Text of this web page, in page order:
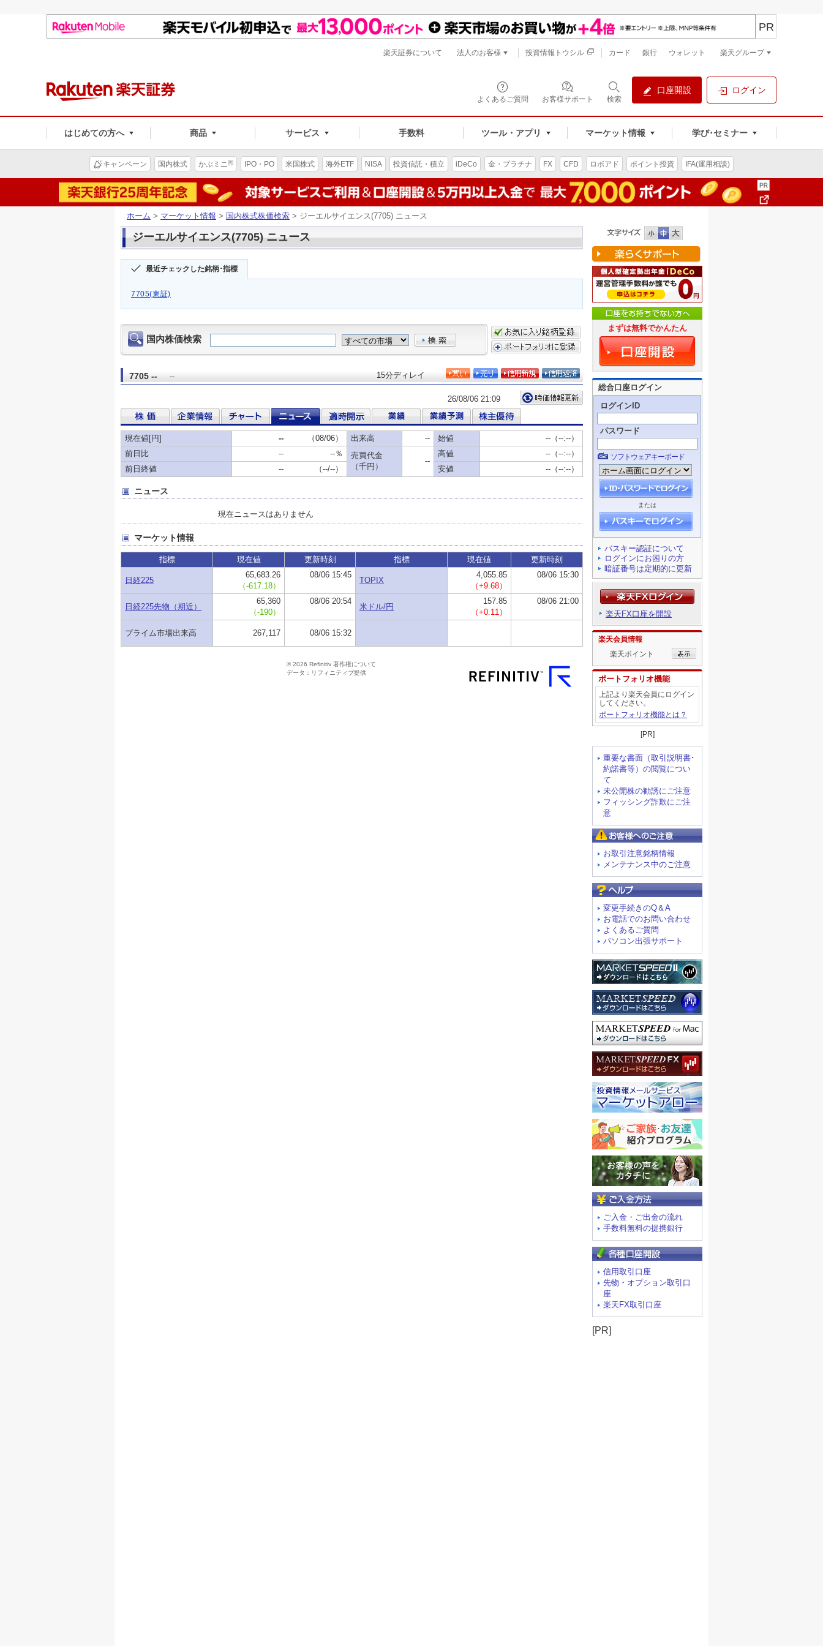
よくあるご質問 お客様サポート 検索
口座開設 ログイン
はじめての方へ 商品 サービス 手数料 ツール・アプリ マーケット情報 学び･セミナー
PR
楽天証券について 法人のお客様 投資情報トウシル カード 銀行 ウォレット 楽天グループ
キャンペーン 国内株式 かぶミニ® IPO・PO 米国株式 海外ETF NISA 投資信託・積立 iDeCo 金・プラチナ FX CFD ロボアド ポイント投資 IFA(運用相談)
ホーム > マーケット情報 > 国内株式株価検索 > ジーエルサイエンス(7705) ニュース
ジーエルサイエンス(7705) ニュース
最近チェックした銘柄･指標
7705(東証)
まずは無料でかんたん
総合口座ログイン
ログインID
パスワード
ソフトウェアキーボード
または
パスキー認証について
ログインにお困りの方
暗証番号は定期的に更新
楽天FX口座を開設
楽天会員情報
楽天ポイント
ポートフォリオ機能
上記より楽天会員にログイン
してください。
ポートフォリオ機能とは？
[PR]
重要な書面（取引説明書･
約諾書等）の閲覧につい
て
未公開株の勧誘にご注意
フィッシング詐欺にご注
意
お取引注意銘柄情報
メンテナンス中のご注意
変更手続きのQ＆A
お電話でのお問い合わせ
よくあるご質問
パソコン出張サポート
ご入金・ご出金の流れ
手数料無料の提携銀行
信用取引口座
先物・オプション取引口
座
楽天FX取引口座
[PR]